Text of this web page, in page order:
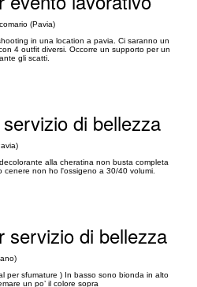
(Pavia)
in una location a pavia. Ci saranno un
4 outfit diversi. Occorre un supporto per un
gli scatti.
di bellezza
alla cheratina non busta completa
non ho l'ossigeno a 30/40 volumi.
servizio di bellezza
per sfumature ) In basso sono bionda in alto
un po’ il colore sopra